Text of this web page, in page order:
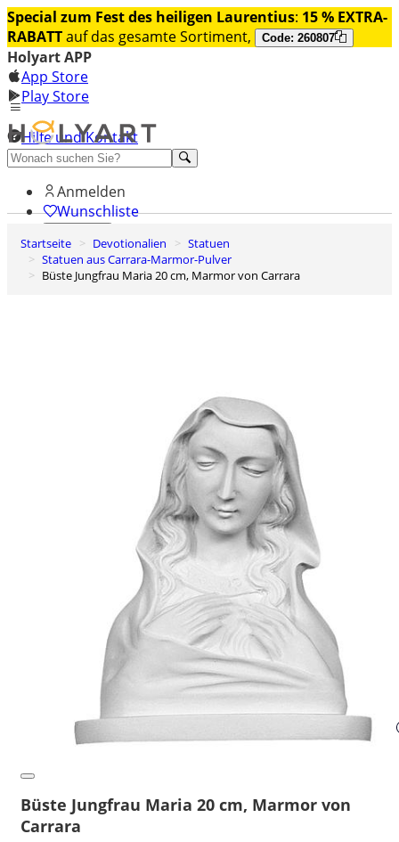
Special zum Fest des heiligen Laurentius: 15 % EXTRA-
RABATTauf das gesamte Sortiment, Code: 260807
Holyart APP
App Store
Play Store
Hilfe und Kontakt
Entdecken Sie Premium
Anmelden
Wunschliste
0
Warenkorb
Startseite Devotionalien
Statuen
Statuen aus Carrara-Marmor-Pulver
Büste Jungfrau Maria 20 cm, Marmor von Carrara
Büste Jungfrau Maria 20 cm, Marmor von
Carrara